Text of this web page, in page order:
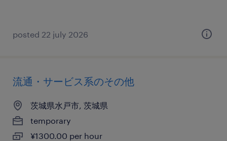
posted 22 july 2026
流通・サービス系のその他
茨城県水戸市, 茨城県
temporary
¥1300.00 per hour